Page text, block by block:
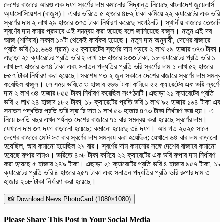
দেশের বাজারে আরও এক দফা স্বর্ণের দাম কমানোর সিদ্ধান্ত নিয়েছে বাংলাদেশ জুয়েলার্স
অ্যাসোসিয়েশন (বাজুস)। এবার ভরিতে ৫ হাজার ৪৮২ টাকা কমিয়ে ২২ ক্যারেটের এক ভরি
স্বর্ণের দাম ২ লাখ ২৯ হাজার ৩৭৩ টাকা নির্ধারণ করেছে সংগঠনটি। স্থানীয় বাজারে
স্বর্ণের দাম কমার প্রভাবে এই সমন্বয় করা হয়েছে বলে জানিয়েছে বাজুস। নতুন এই দর
আজ (শনিবার) সকাল ১০টা থেকেই কার্যকর হয়েছে। নতুন দাম অনুযায়ী, দেশের বাজারে
প্রতি ভরি (১১.৬৬৪ গ্রাম) ২২ ক্যারেটের স্বর্ণের দাম পড়বে ২ লাখ ২৯ হাজার ৩৭৩
এছাড়া ২১ ক্যারেটের প্রতি ভরি ২ লাখ ১৮ হাজার ৯৩৩ টাকা, ১৮ ক্যারেটের প্রতি ভরি ১
লাখ ৮৭ হাজার ৬৭৪ টাকা এবং সনাতন পদ্ধতির প্রতি ভরি স্বর্ণের দাম ১ লাখ ৫২ হাজার
৮৫৭ টাকা নির্ধারণ করা হয়েছে।সবশেষ গত ২ জুন সকালে দেশের বাজারে স্বর্ণের দাম
করেছিল বাজুস। সে সময় ভরিতে ৩ হাজার ২৬৬ টাকা কমিয়ে ২২ ক্যারেটের এক ভরি
দাম ২ লাখ ৩৪ হাজার ৮৫৫ টাকা নির্ধারণ করেছিল সংগঠনটি।এছাড়া ২১ ক্যারেটের প্রতি
ভরি ২ লাখ ২৪ হাজার ১৮২ টাকা, ১৮ ক্যারেটের প্রতি ভরি ১ লাখ ৯২ হাজার ১৬৪ টাকা
সনাতন পদ্ধতির প্রতি ভরি স্বর্ণের দাম ১ লাখ ৫৬ হাজার ৪৭৩ টাকা নির্ধারণ করা হয়। এ
নিয়ে চলতি বছর এখন পর্যন্ত দেশের বাজারে ৭১ বার সমন্বয় করা হয়েছে স্বর্ণের দাম।
যেখানে দাম ৩৭ দফা বাড়ানো হয়েছে; কমানো হয়েছে ৩৪ দফা। আর গত ২০২৫ সালে
দেশের বাজারে মোট ৯৩ বার স্বর্ণের দাম সমন্বয় করা হয়েছিল; যেখানে ৬৪ বার দাম বাড়ানো
হয়েছিল, আর কমানো হয়েছিল ২৯ বার। স্বর্ণের দাম কমানোর সঙ্গে দেশের বাজারে কমানো
হয়েছে রুপার দামও। ভরিতে ৪০৮ টাকা কমিয়ে ২২ ক্যারেটের এক ভরি রুপার দাম নির্ধারণ
করা হয়েছে ৫ হাজার ২৪৯ টাকা। এছাড়া ২১ ক্যারেটের প্রতি ভরি ৪ হাজার ৯৫৭ টাকা,
ক্যারেটের প্রতি ভরি ৪ হাজার ২৫৭ টাকা এবং সনাতন পদ্ধতির প্রতি ভরি রুপার দাম ৩
হাজার ২০৮ টাকা নির্ধারণ করা হয়েছে।
📸 Download News PhotoCard (1080×1080)
Please Share This Post in Your Social Media